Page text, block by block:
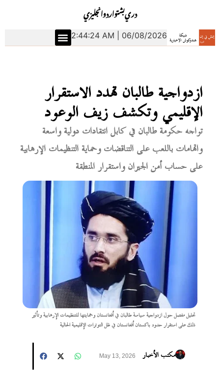
انجليزياردوبشتودري
2:44:25 AM | 06/08/2026
ازدواجية طالبان تهدد الاستقرار
الإقليمي وتكشف زيف الوعود
تواجه حكومة طالبان في كابل انتقادات دولية واسعة
واتهامات باللعب على التناقضات وحماية التنظيمات الإرهابية
على حساب أمن الجيران واستقرار المنطقة
تحليل مفصل حول ازدواجية سياسة طالبان في أفغانستان وحمايتها للتنظيمات الإرهابية وتأثير
ذلك على استقرار حدود باكستان أفغانستان في ظل التوترات الإقليمية الحالية
مكتب الأخبار May 13, 2026